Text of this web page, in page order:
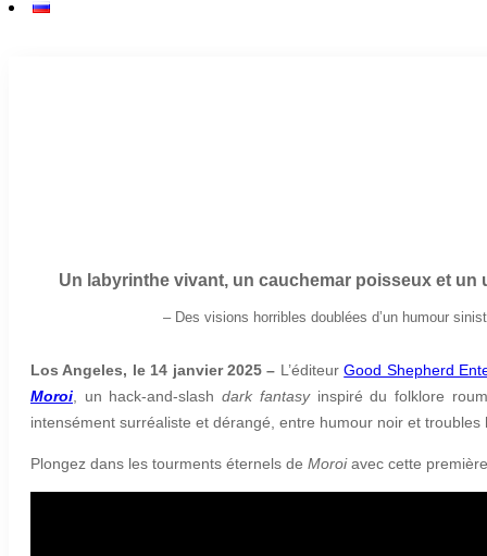
Un labyrinthe vivant, un cauchemar poisseux et un
– Des visions horribles doublées d’un humour
Los Angeles, le 14 janvier 2025 – L’éditeurGood Shepherd
Moroi , un hack-and-slashdark fantasyinspiré du folklore
intensément surréaliste et dérangé, entre humour noir et
Plongez dans les tourments éternels de Moroiavec cette